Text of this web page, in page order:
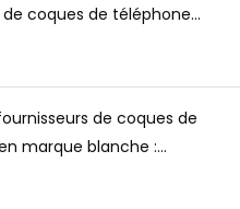
coques de téléphone
de coques de
marque blanche :